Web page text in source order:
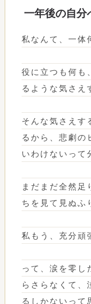
一年後の自分
私なんて、一体
役に立つも何も
るような気さえ
そんな気さえす
るから、悲劇の
いわけないって
まだまだ全然足
ちを見て見ぬふ
私もう、充分頑
って、涙を零し
らさらなくて、
るしかないって